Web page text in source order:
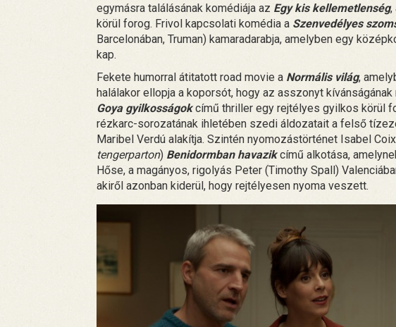
egymásra találásának komédiája az Egy kis kellemetlenség,
körül forog. Frivol kapcsolati komédia a Szenvedélyes
Barcelonában, Truman) kamaradarabja, amelyben egy
kap.
Fekete humorral átitatott road movie a Normális világ,
halálakor ellopja a koporsót, hogy az asszonyt
Goya gyilkosságokcímű thriller egy rejtélyes gyilkos körül
rézkarc-sorozatának ihletében szedi áldozatait a felső
Maribel Verdú alakítja. Szintén nyomozástörténet Isabel
tengerparton) Benidormban havazikcímű alkotása,
Hőse, a magányos, rigolyás Peter (Timothy Spall)
akiről azonban kiderül, hogy rejtélyesen nyoma veszett.